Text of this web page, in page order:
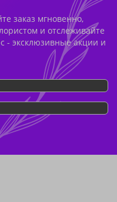
заказ мгновенно,
и отслеживайте
- эксклюзивные акции и